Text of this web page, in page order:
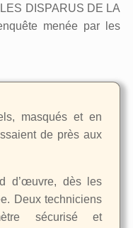
DISPARUS DE LA
menée par les
masqués et en
de près aux
dès les
Deux techniciens
sécurisé et